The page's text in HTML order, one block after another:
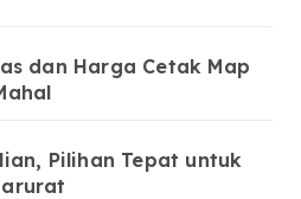
dan Harga Cetak Map
Pilihan Tepat untuk